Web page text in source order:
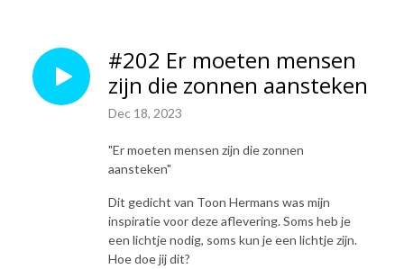
Luister via je favoriete podcastapp, Spotfy, YouTube en
www.professionalvanuitjehart.nl/podcast
training doen, het boek lezen, lid worden van de Pvjh Community of
www.professionalvanuitjehart.nl
#202 Er moeten mensen
zijn die zonnen aansteken
Dec 18, 2023
"Er moeten mensen zijn die zonnen
aansteken"
Dit gedicht van Toon Hermans was mijn
inspiratie voor deze aflevering. Soms heb je
een lichtje nodig, soms kun je een lichtje zijn.
Hoe doe jij dit?